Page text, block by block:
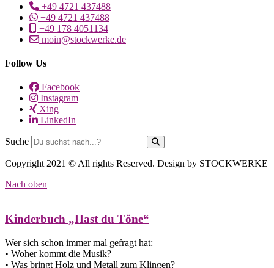
+49 4721 437488
+49 4721 437488
+49 178 4051134
moin@stockwerke.de
Follow Us
Facebook
Instagram
Xing
LinkedIn
Suche
Copyright 2021 © All rights Reserved. Design by STOCKWERKE
Nach oben
Kinderbuch „Hast du Töne“
Wer sich schon immer mal gefragt hat:
• Woher kommt die Musik?
• Was bringt Holz und Metall zum Klingen?